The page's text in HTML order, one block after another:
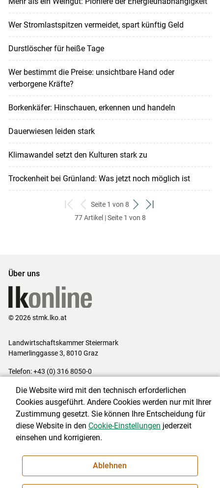
Wer Stromlastspitzen vermeidet, spart künftig Geld
Durstlöscher für heiße Tage
Wer bestimmt die Preise: unsichtbare Hand oder
verborgene Kräfte?
Borkenkäfer: Hinschauen, erkennen und handeln
Dauerwiesen leiden stark
Klimawandel setzt den Kulturen stark zu
Trockenheit bei Grünland: Was jetzt noch möglich ist
zum
ersten
zurück
zum
Seite 1 von 8
weiter
zum
zum
77 Artikel | Seite 1 von 8
Über uns
© 2026 stmk.lko.at
Landwirtschaftskammer Steiermark
Hamerlinggasse 3, 8010 Graz
Telefon: +43 (0) 316 8050-0
Impressum|Kontakt|Datenschutzerklärung|Barrierefreiheit|
Cookie-Einstellungen
NEWSLETTER
Die Website wird mit den technisch erforderlichen
Cookies ausgeführt. Andere Cookies werden nur mit Ihrer
Zustimmung gesetzt. Sie können Ihre Entscheidung für
diese Website in den Cookie-Einstellungen jederzeit
einsehen und korrigieren.
Ablehnen